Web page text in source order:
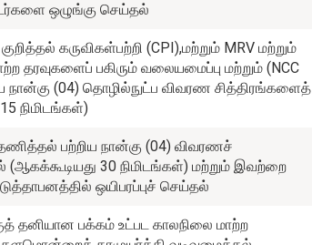
ஒழுங்கு செய்தல்
கருவிகள்பற்றி (CPI),மற்றும் MRV மற்றும்
தரவுகளைப் பகிரும் வலையமைப்பு மற்றும் (NCC
நான்கு (04) தொழில்நுட்ப விவரண சித்திரங்களைத்
நிமிடங்கள்)
பற்றிய நான்கு (04) விவரணச்
(ஆகக்கூடியது 30 நிமிடங்கள்) மற்றும் இவற்றை
ஒயிபரப்புச் செய்தல்
தனியான பக்கம் உட்பட காலநிலை மாற்ற